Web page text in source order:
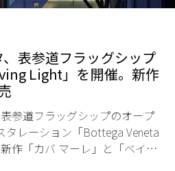
表参道フラッグシップ
Light」を開催。新作
参道フラッグシップのオープ
タレーション「Bottega Veneta
作「カバ マーレ」と「ベイビ
する。